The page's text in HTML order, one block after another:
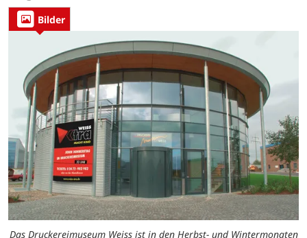
Bilder
Das Druckereimuseum Weiss ist in den Herbst- und Wintermonaten